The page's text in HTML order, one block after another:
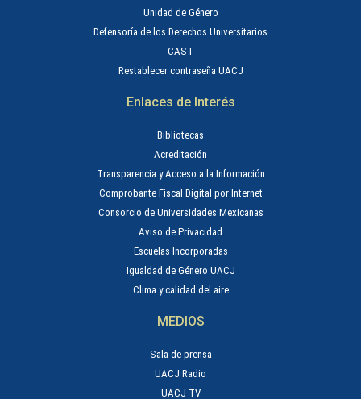
Unidad de Género
Defensoría de los Derechos Universitarios
CAST
Restablecer contraseña UACJ
Enlaces de Interés
Bibliotecas
Acreditación
Transparencia y Acceso a la Información
Comprobante Fiscal Digital por Internet
Consorcio de Universidades Mexicanas
Aviso de Privacidad
Escuelas Incorporadas
Igualdad de Género UACJ
Clima y calidad del aire
MEDIOS
Sala de prensa
UACJ Radio
UACJ TV